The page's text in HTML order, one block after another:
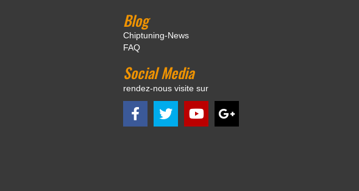
Blog
Chiptuning-News
FAQ
Social Media
rendez-nous visite sur